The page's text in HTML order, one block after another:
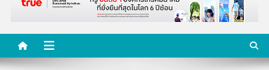
นวัตกรรม